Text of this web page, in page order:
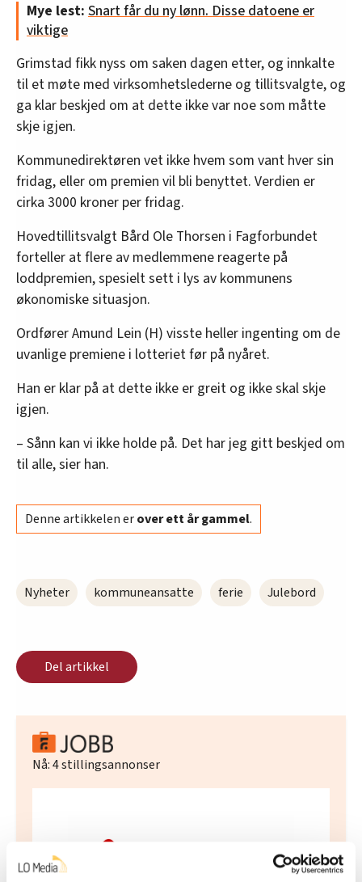
Mye lest: Snart får du ny lønn. Disse datoene er
viktige
Grimstad fikk nyss om saken dagen etter, og innkalte
til et møte med virksomhetslederne og tillitsvalgte, og
ga klar beskjed om at dette ikke var noe som måtte
skje igjen.
Kommunedirektøren vet ikke hvem som vant hver sin
fridag, eller om premien vil bli benyttet. Verdien er
cirka 3000 kroner per fridag.
Hovedtillitsvalgt Bård Ole Thorsen i Fagforbundet
forteller at flere av medlemmene reagerte på
loddpremien, spesielt sett i lys av kommunens
økonomiske situasjon.
Ordfører Amund Lein (H) visste heller ingenting om de
uvanlige premiene i lotteriet før på nyåret.
Han er klar på at dette ikke er greit og ikke skal skje
igjen.
– Sånn kan vi ikke holde på. Det har jeg gitt beskjed om
til alle, sier han.
Denne artikkelen erover ett år gammel.
Nyheter kommuneansatte ferie Julebord
Del artikkel
Nå:4stillingsannonser